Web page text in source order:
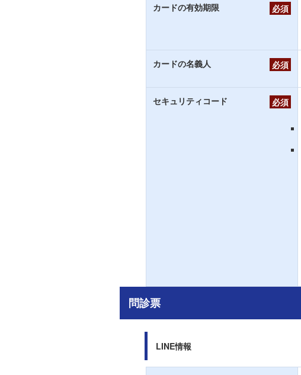
カードの有効期限 必須
カードの名義人 必須
セキュリティコード 必須
問診票
LINE情報